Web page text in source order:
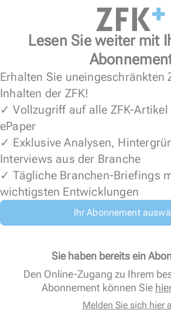
Lesen Sie weiter mit
Erhalten Sie uneingeschränkten
Inhalten der ZFK!
✓ Vollzugriff auf alle ZFK-
ePaper
✓ Exklusive Analysen,
Interviews aus der Branche
✓ Tägliche Branchen-Briefings
wichtigsten Entwicklungen
Ihr Abonnement
Sie haben bereits ein
Den Online-Zugang zu Ihrem
Abonnement können Sie
Melden Sie sich hier